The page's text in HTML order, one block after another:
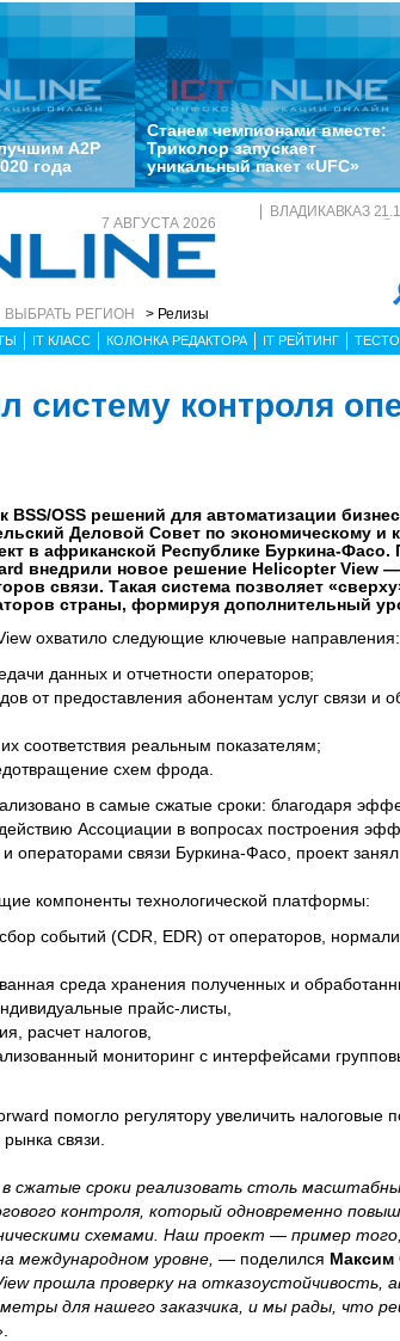
A2P
года
Станем чемпионами вместе:
Триколор запускает
уникальный пакет «UFC»
7 АВГУСТА 2026
ВЫБРАТЬ РЕГИОН > Релизы
ВЛАДИКАВКАЗ 21.1
IT КЛАСС КОЛОНКА РЕДАКТОРА IT РЕЙТИНГ
систему контроля
BSS/OSS решений для автоматизации
Деловой Совет по экономическому и
в африканской Республике Буркина-Фасо.
внедрили новое решение Helicopter View
связи. Такая система позволяет
страны, формируя дополнительный
охватило следующие ключевые направления:
данных и отчетности операторов;
от предоставления абонентам услуг связи и
соответствия реальным показателям;
схем фрода.
в самые сжатые сроки: благодаря
Ассоциации в вопросах построения
операторами связи Буркина-Фасо, проект
компоненты технологической платформы:
событий (CDR, EDR) от операторов,
среда хранения полученных и
прайс-листы,
расчет налогов,
мониторинг с интерфейсами
помогло регулятору увеличить налоговые
связи.
сжатые сроки реализовать столь
контроля, который одновременно
схемами. Наш проект — пример
международном уровне, — поделился Максим
прошла проверку на отказоустойчивость,
для нашего заказчика, и мы рады, что